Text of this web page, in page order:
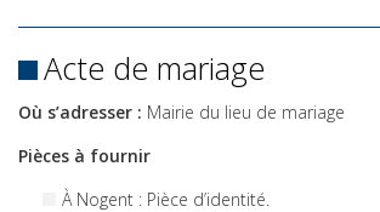
Acte de mariage
Où s’adresser : Mairie du lieu de mariage
Pièces à fournir
À Nogent : Pièce d’identité.